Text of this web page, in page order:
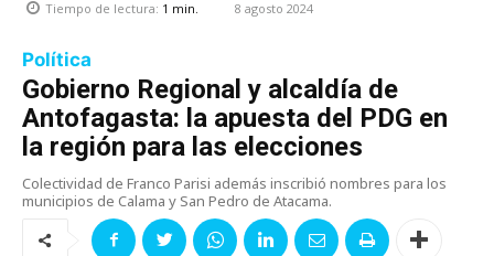
Tiempo de lectura: 1 min. 8 agosto 2024
Política
Gobierno Regional y alcaldía de
Antofagasta: la apuesta del PDG en
la región para las elecciones
Colectividad de Franco Parisi además inscribió nombres para los
municipios de Calama y San Pedro de Atacama.